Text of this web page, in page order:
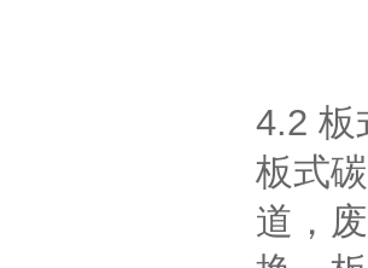
4.2 板
板式
道，